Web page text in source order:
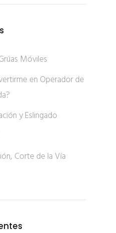
Móviles
en Operador de
y Eslingado
Corte de la Vía